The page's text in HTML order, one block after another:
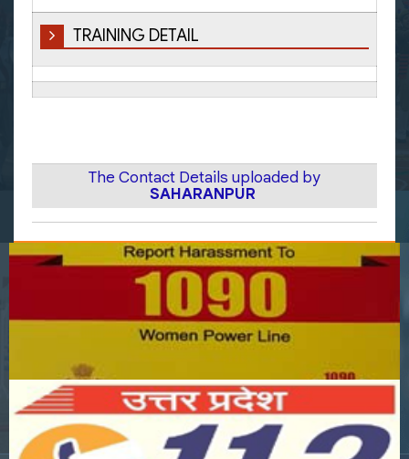
TRAINING DETAIL
The Contact Details uploaded by
SAHARANPUR